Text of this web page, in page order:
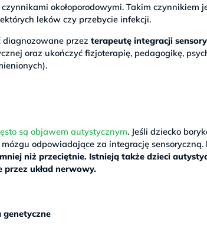
okołoporodowymi. Takim czynnikiem
leków czy przebycie infekcji.
przez terapeutę integracji
oraz ukończyć fizjoterapię, pedagogikę,
są objawem autystycznym. Jeśli dziecko
odpowiadające za integrację sensoryczną.
niż przeciętnie. Istnieją także dzieci
przez układ nerwowy.
genetyczne